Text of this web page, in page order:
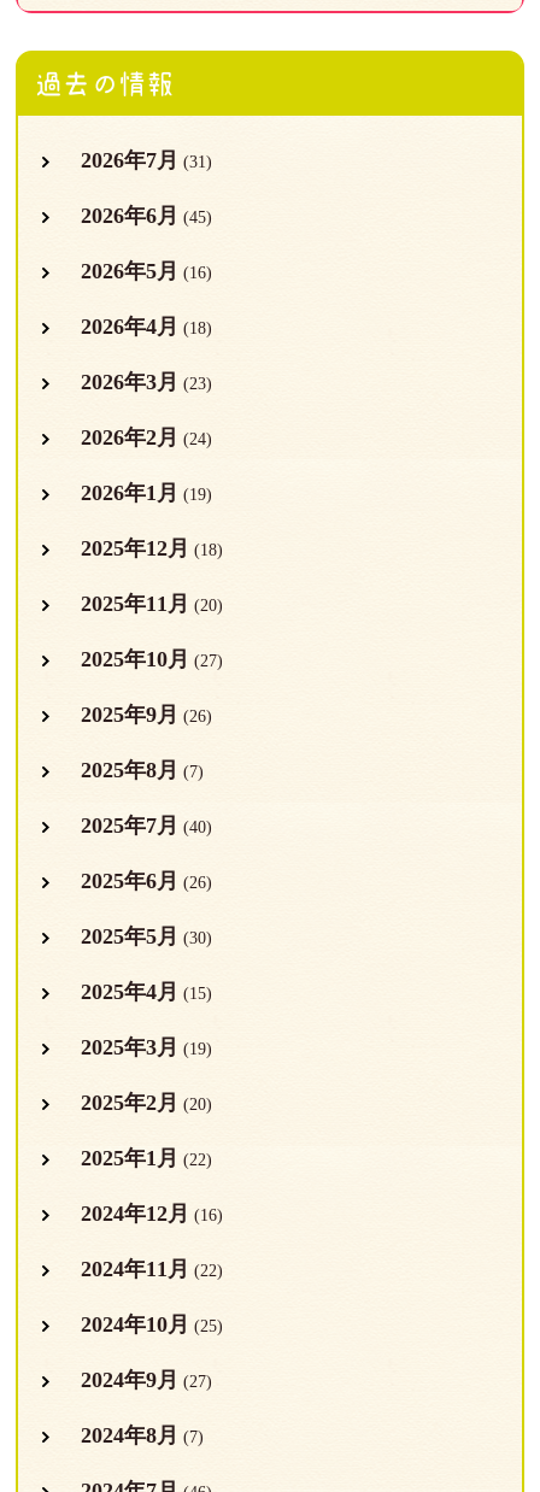
過去の情報
2026年7月 (31)
2026年6月 (45)
2026年5月 (16)
2026年4月 (18)
2026年3月 (23)
2026年2月 (24)
2026年1月 (19)
2025年12月 (18)
2025年11月 (20)
2025年10月 (27)
2025年9月 (26)
2025年8月 (7)
2025年7月 (40)
2025年6月 (26)
2025年5月 (30)
2025年4月 (15)
2025年3月 (19)
2025年2月 (20)
2025年1月 (22)
2024年12月 (16)
2024年11月 (22)
2024年10月 (25)
2024年9月 (27)
2024年8月 (7)